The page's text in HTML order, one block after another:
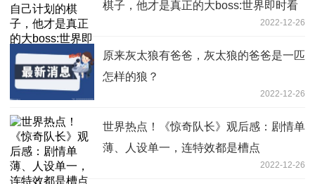
棋子，他才是真正的大boss:世界即时看
2022-12-26
原来灰太狼有爸爸，灰太狼的爸爸是一匹
怎样的狼？
2022-12-26
世界热点！《惊奇队长》观后感：剧情单
薄、人设单一，连特效都是槽点
2022-12-26